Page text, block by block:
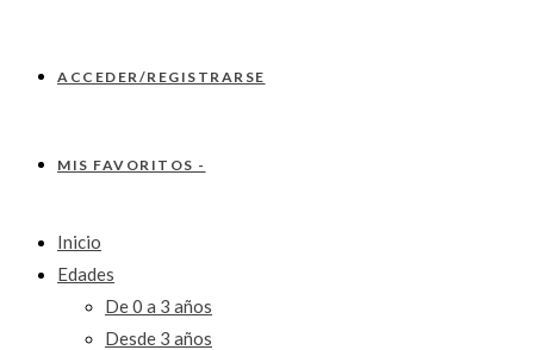
ACCEDER/REGISTRARSE
MIS FAVORITOS -
Inicio
Edades
De 0 a 3 años
Desde 3 años